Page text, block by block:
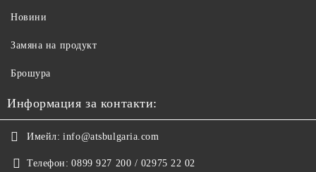
Новини
Замяна на продукт
Брошура
Информация за контакти:
Имейл: info@atsbulgaria.com
Телефон: 0899 927 200 / 02975 22 02